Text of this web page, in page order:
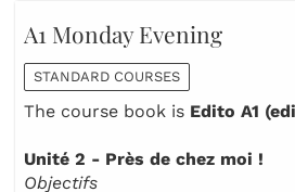
A1 Monday Evening
STANDARD COURSES
The course book is Edito A1
Unité 2 - Près de chez moi !
Objectifs